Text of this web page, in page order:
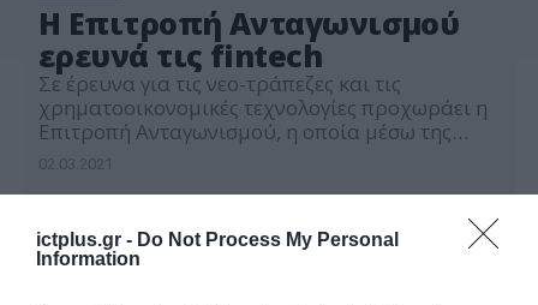
ictplus.gr - Do Not Process My Personal
Information
Η Επιτροπή Ανταγωνισμού
ερευνά τις fintech
Σε έρευνα για τις νεο-τράπεζες και τις
χρηματοοικονομικές τεχνολογίες προχωράει η
Επιτροπή Ανταγωνισμού, η οποία μέσω της
δραστηριοποιούνται στη χώρα μας. Το
ερωτηματολόγιο απευθύνεται σε τράπεζες,
startups που ασχολούνται με